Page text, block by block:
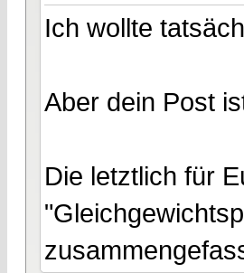
Ich wollte
Aber dein Post
Die letztlich für